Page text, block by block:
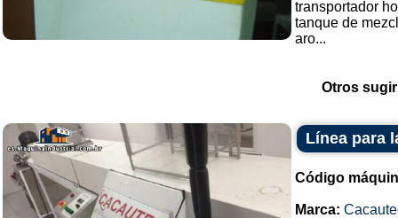
transportador
tanque de
aro...
Otros
Línea para
Código
Marca: